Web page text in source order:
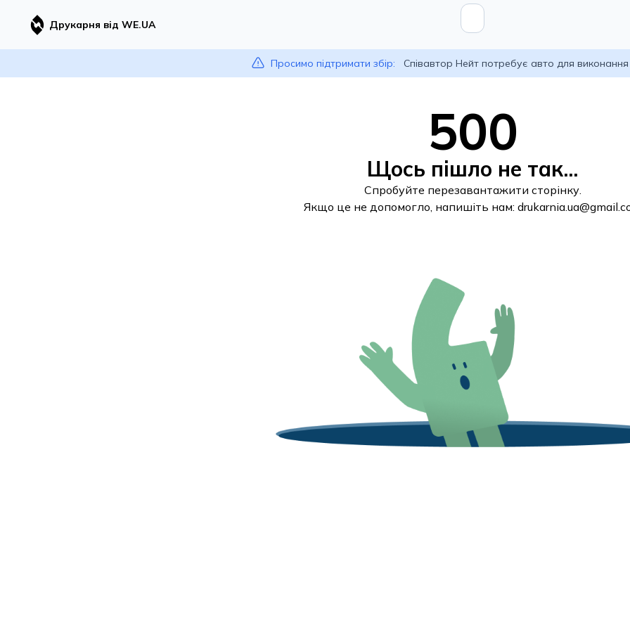
Друкарня від WE.UA
Просимо підтримати збір: Співавтор Нейт потребує авто для
500
Щось пішло не так...
Спробуйте перезавантажити сторінку.
Якщо це не допомогло, напишіть нам: